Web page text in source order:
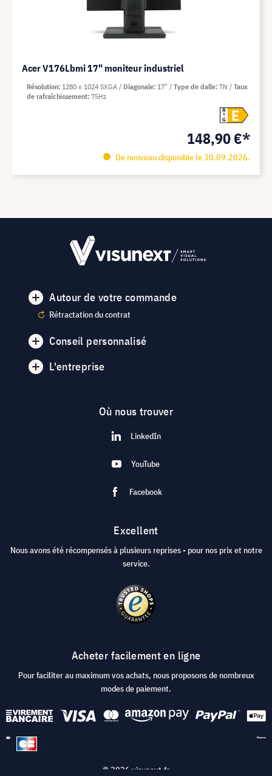
Acer V176Lbmi 17" moniteur industriel
A
G
E
148,90 €*
De nouveau disponible le 30.09.2026.
Résolution 1280 x 1024 SXGA Diagonale 17" Type de dalle TN
Taux
de rafraîchissement 75Hz
Autour de votre commande
Rétractation du contrat
Conseil personnalisé
L'entreprise
Où nous trouver
LinkedIn
YouTube
Facebook
Excellent
Nous avons été récompensés à plusieurs reprises - pour nos prix et notre
service.
Acheter facilement en ligne
Pour faciliter au maximum vos achats, nous proposons de nombreux
modes de paiement.
© 2026 visunext.fr